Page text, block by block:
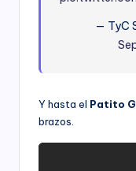
— TyC
Y hasta el Patito
brazos.